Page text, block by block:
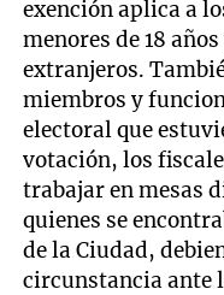
exención aplica a
menores de 18
extranjeros.
miembros y
electoral que
votación, los
trabajar en mesas
quienes se
de la Ciudad,
circunstancia ante